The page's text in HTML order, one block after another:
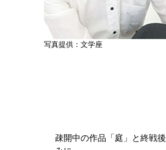
写真提供：文学座
疎開中の作品「庭」と終戦